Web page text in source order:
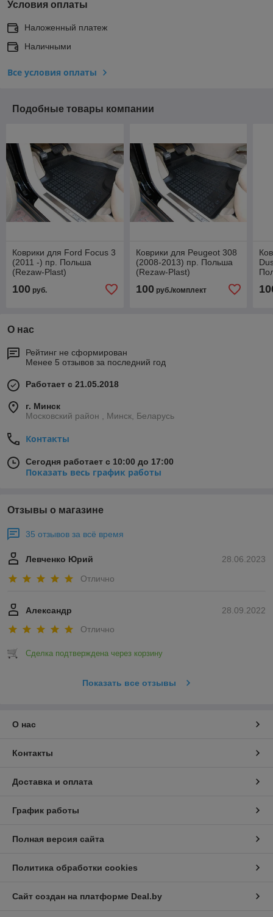
Условия оплаты
Наложенный платеж
Наличными
Все условия оплаты
Подобные товары компании
Коврики для Ford Focus 3
(2011 -) пр. Польша
(Rezaw-Plast)
100 руб.
Коврики для Peugeot 308
(2008-2013) пр. Польша
(Rezaw-Plast)
100руб./комплект
О нас
Рейтинг не сформирован
Менее 5 отзывов за последний год
Работает с 21.05.2018
г. Минск
Московский район , Минск, Беларусь
Контакты
Сегодня работает с 10:00 до 17:00
Показать весь график работы
Отзывы о магазине
35 отзывов за всё время
28.06.2023
Левченко Юрий
Отлично
28.09.2022
Александр
Отлично
Сделка подтверждена через корзину
Показать все отзывы
О нас
Контакты
Доставка и оплата
График работы
Полная версия сайта
Политика обработки cookies
Сайт создан на платформе Deal.by